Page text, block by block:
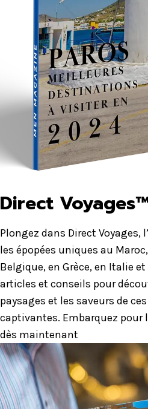
Direct
Plongez dans Direct
les épopées uniques au
Belgique, en Grèce, en Italie
articles et conseils pour
paysages et les saveurs de
captivantes. Embarquez pour
dès maintenant